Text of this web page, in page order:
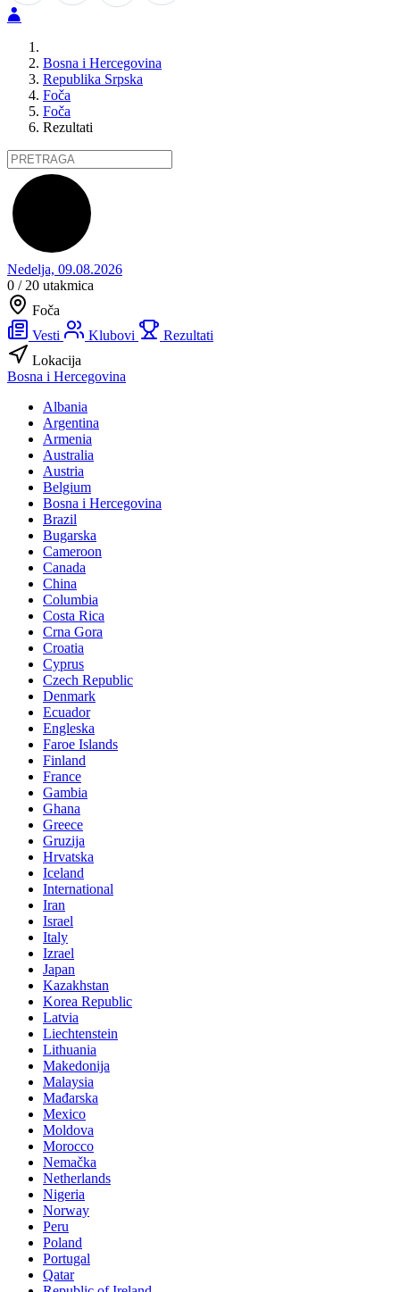
Bosna i Hercegovina
Republika Srpska
Foča
Foča
Rezultati
Nedelja, 09.08.2026
0 / 20 utakmica
Foča
Vesti
Klubovi
Rezultati
Lokacija
Bosna i Hercegovina
Albania
Argentina
Armenia
Australia
Austria
Belgium
Bosna i Hercegovina
Brazil
Bugarska
Cameroon
Canada
China
Columbia
Costa Rica
Crna Gora
Croatia
Cyprus
Czech Republic
Denmark
Ecuador
Engleska
Faroe Islands
Finland
France
Gambia
Ghana
Greece
Gruzija
Hrvatska
Iceland
International
Iran
Israel
Italy
Izrael
Japan
Kazakhstan
Korea Republic
Latvia
Liechtenstein
Lithuania
Makedonija
Malaysia
Mađarska
Mexico
Moldova
Morocco
Nemačka
Netherlands
Nigeria
Norway
Peru
Poland
Portugal
Qatar